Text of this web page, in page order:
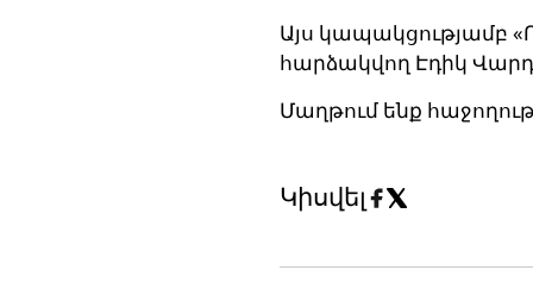
Այս կապակցությամբ
հարձակվող Էդիկ
Մաղթում ենք
Կիսվել